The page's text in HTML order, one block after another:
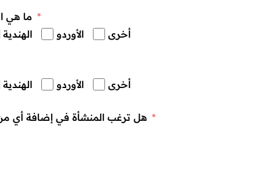
ما هي
الهندية الأوردو أخرى
الهندية الأوردو أخرى
هل ترغب المنشأة في إضافة أي